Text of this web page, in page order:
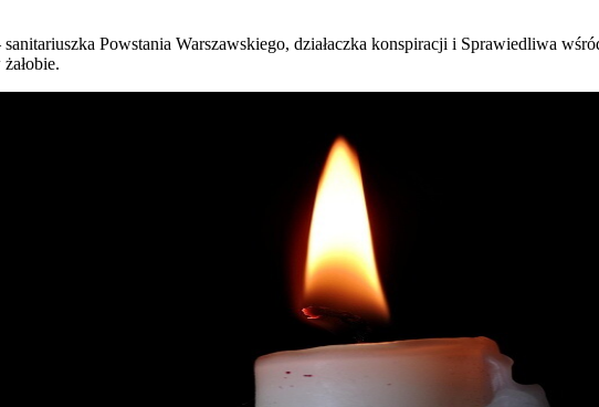
Powstania Warszawskiego, działaczka konspiracji i Sprawiedliwa